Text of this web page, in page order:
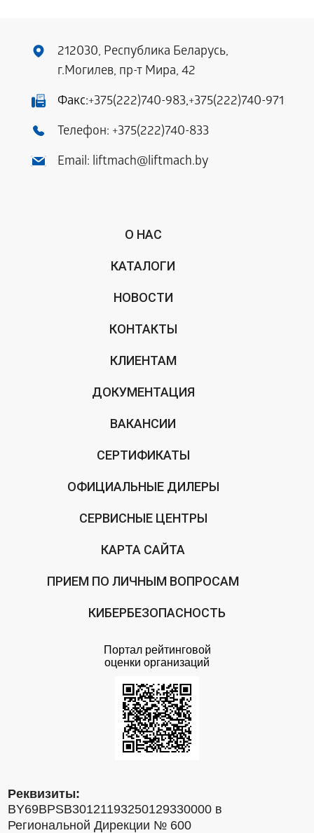
212030, Республика Беларусь,
г.Могилев, пр-т Мира, 42
Факс:+375(222)740-983,+375(222)740-971
Телефон: +375(222)740-833
Email: liftmach@liftmach.by
О НАС
КАТАЛОГИ
НОВОСТИ
КОНТАКТЫ
КЛИЕНТАМ
ДОКУМЕНТАЦИЯ
ВАКАНСИИ
СЕРТИФИКАТЫ
ОФИЦИАЛЬНЫЕ ДИЛЕРЫ
СЕРВИСНЫЕ ЦЕНТРЫ
КАРТА САЙТА
ПРИЕМ ПО ЛИЧНЫМ ВОПРОСАМ
КИБЕРБЕЗОПАСНОСТЬ
Портал рейтинговой
оценки организаций
Реквизиты:
BY69BPSB30121193250129330000 в
Региональной Дирекции № 600